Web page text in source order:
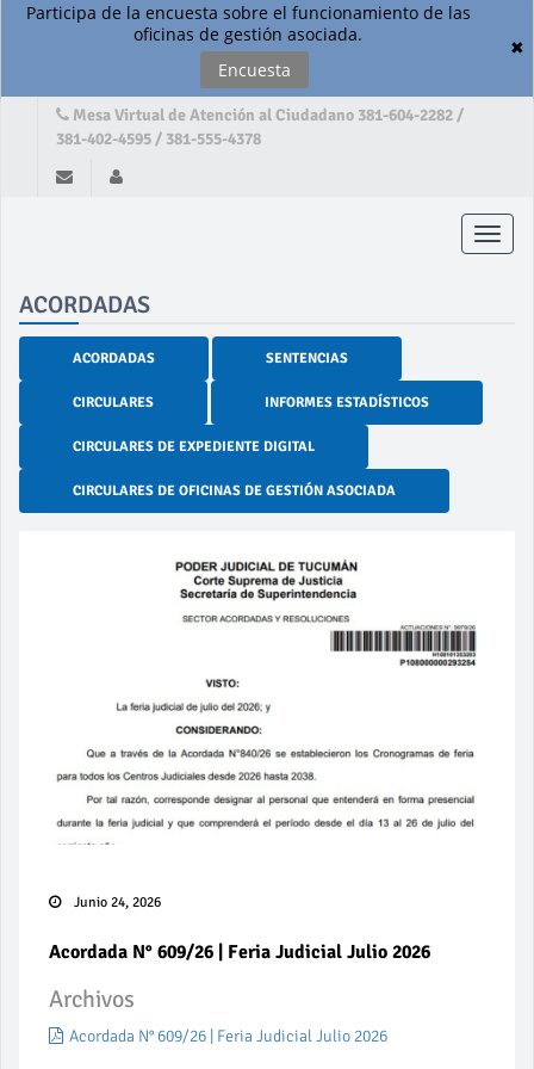
Participa de la encuesta sobre el funcionamiento de las
oficinas de gestión asociada.
Encuesta
✖
Mesa Virtual de Atención al Ciudadano 381-604-2282 /
381-402-4595 / 381-555-4378
Toggle
ACORDADAS
ACORDADAS SENTENCIAS
CIRCULARES INFORMES ESTADÍSTICOS
CIRCULARES DE EXPEDIENTE DIGITAL
CIRCULARES DE OFICINAS DE GESTIÓN ASOCIADA
Junio 24, 2026
Acordada N° 609/26 | Feria Judicial Julio 2026
Archivos
Acordada N° 609/26 | Feria Judicial Julio 2026